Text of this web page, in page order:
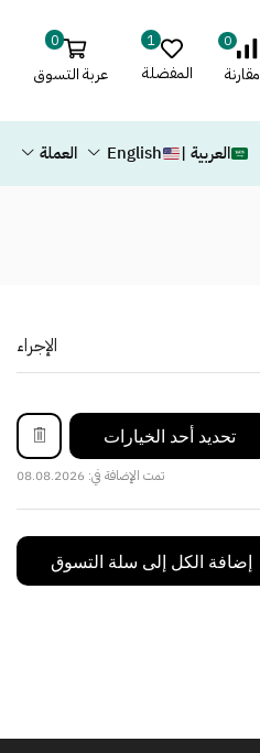
0
مقارنة
1
المفضلة
0
عربة التسوق
العربية | English العملة
الإجراء
تحديد أحد الخيارات
تمت الإضافة في: 08.08.2026
إضافة الكل إلى سلة التسوق